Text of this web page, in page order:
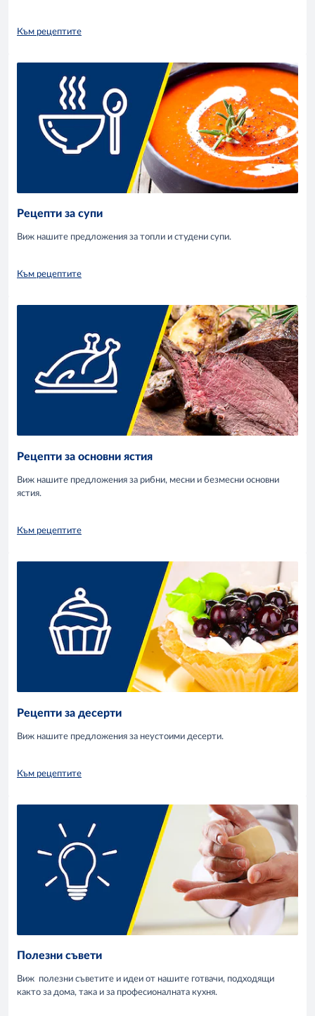
Към рецептите
Рецепти за супи
Виж нашите предложения за топли и студени супи.
Към рецептите
Рецепти за основни ястия
Виж нашите предложения за рибни, месни и безмесни основни
ястия.
Към рецептите
Рецепти за десерти
Виж нашите предложения за неустоими десерти.
Към рецептите
Полезни съвети
Виж полезни съветите и идеи от нашите готвачи, подходящи
както за дома, така и за професионалната кухня.